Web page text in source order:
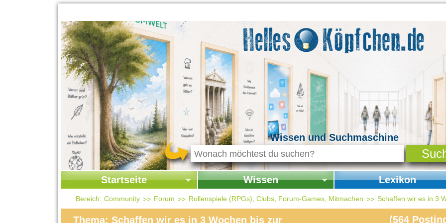
Wissen und Suchmaschine
Startseite
Startseite
Kontakt
Wissen
Startseite Wissen
Geschichte & Kultur
Lexikon
Startseite Lexikon
Bereich: Community Forum Rollenspiele (RPGs), Clubs, Forum-Games, Mitmachen Schaffen wir es in 3
Thema: Schaffen wir es in 3 Wochen bis zur
(564